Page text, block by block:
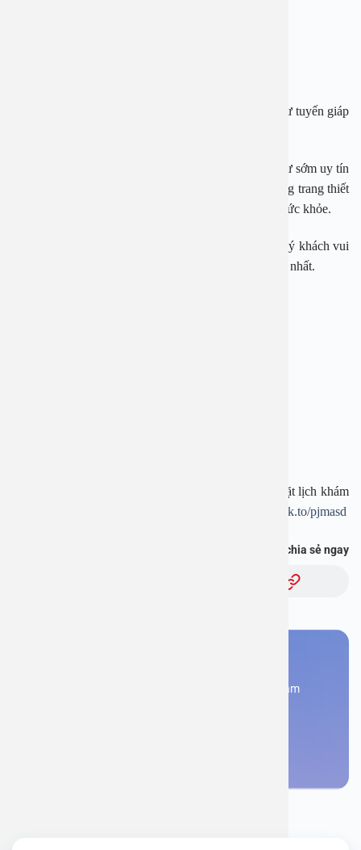
Đối với ung thư tuyến giáp, ở giai đoạn 1 và 2 ung thư tuyến giáp
Bệnh viện Đa khoa An Việt là địa chỉ tầm soát ung thư sớm uy tín
với đội ngũ bác sĩ giàu chuyên môn, kinh nghiệm cùng trang thiết
bị tiên tiến sẽ giúp bạn sớm phát hiện các bất thường sức khỏe.
Ngay bây giờ, nếu cần tư vấn, đặt lịch thăm khám, quý khách vui
lòng gọi qua hotline: 1900 2838 để được hỗ trợ nhanh nhất.
Tải APP Bệnh viện An Việt để “Tra cứu kết quả – Đặt lịch khám
https://onelink.to/pjmasd
Bạn thấy thông tin này hữu ích, chia sẻ ngay
Đăng kí ngay để được các chuyên gia tư vấn và khám